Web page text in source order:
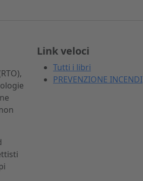
Link veloci
Tutti i libri
PREVENZIONE INCENDI